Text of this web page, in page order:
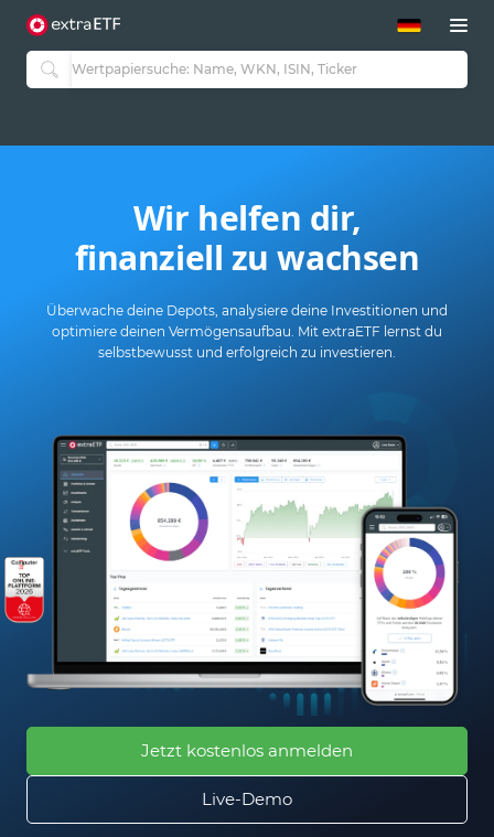
ETF-Guide 2.0
Guide Aktive ETFs
Wir helfen dir,
finanziell zu wachsen
Überwache deine Depots, analysiere deine Investitionen und
optimiere deinen Vermögensaufbau. Mit extraETF lernst du
selbstbewusst und erfolgreich zu investieren.
Jetzt kostenlos anmelden
Live-Demo